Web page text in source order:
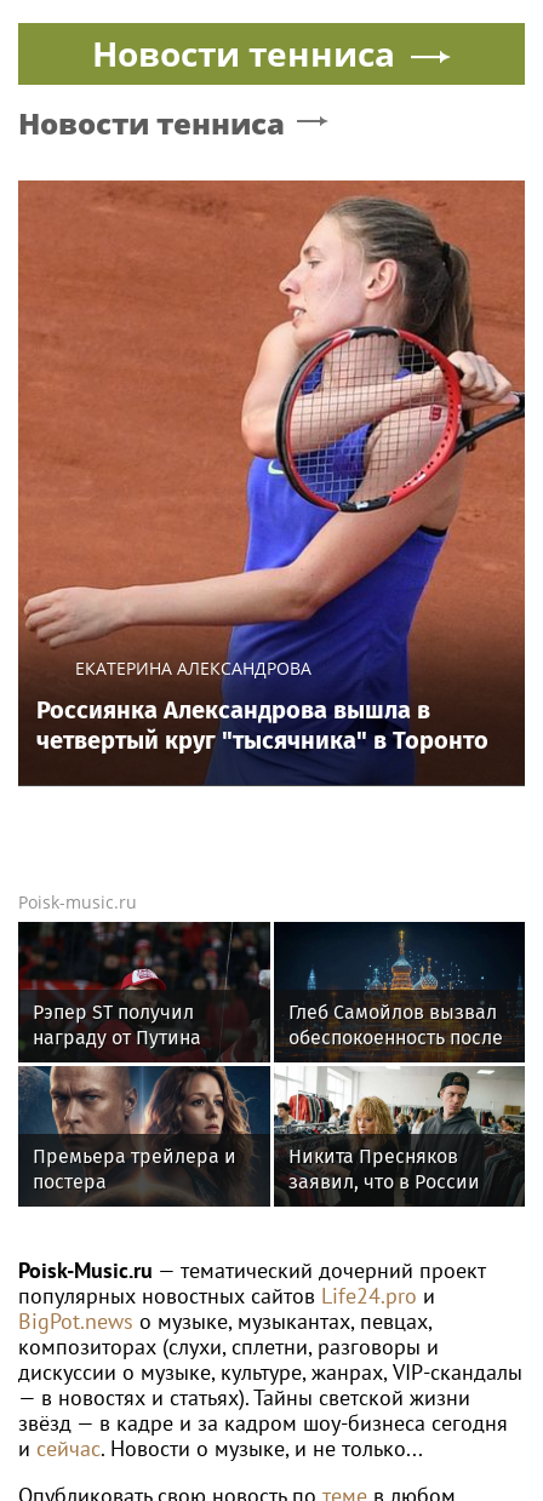
Надежда Бабкина рассказала о
самоиронии Ольги Бузовой: видео
Super
«Покровские ворота». Ольга Бузова сыграла на одной
сцене с Надеждой Бабкиной. Накануне премьеры Бузова
БУЗОВА
Ольга Бузова и Надежда Бабкина
рассказали о первой встрече в театре:
«Я обалдела» — видео Super
В театре «Русская песня» прошла премьера спектакля
«Покровские ворота». Ольга Бузова впервые вышла на
сцену в этой постановке вместе с Надеждой Бабкиной.
Еще новости
Новости тенниса
ЕКАТЕРИНА АЛЕКСАНДРОВА
Россиянка Александрова вышла в
четвертый круг "тысячника" в Торонто